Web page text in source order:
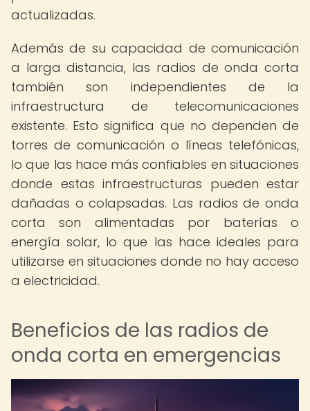
actualizadas.
Además de su capacidad de comunicación
a larga distancia, las radios de onda corta
también son independientes de la
infraestructura de telecomunicaciones
existente. Esto significa que no dependen de
torres de comunicación o líneas telefónicas,
lo que las hace más confiables en situaciones
donde estas infraestructuras pueden estar
dañadas o colapsadas. Las radios de onda
corta son alimentadas por baterías o
energía solar, lo que las hace ideales para
utilizarse en situaciones donde no hay acceso
a electricidad.
Beneficios de las radios de
onda corta en emergencias